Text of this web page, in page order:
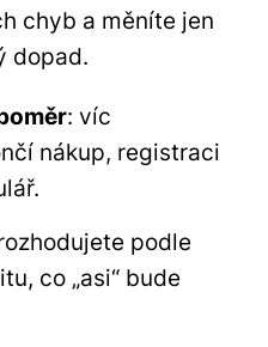
chyb a měníte jen
dopad.
: víc
nákup, registraci
podle
co „asi“ bude